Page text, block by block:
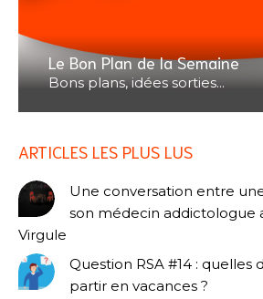
Le Bon Plan de la Semaine
Bons plans, idées sorties...
ARTICLES LES PLUS LUS
Une conversation entre
son médecin addictologue
Virgule
Question RSA #14 :
partir en vacances ?